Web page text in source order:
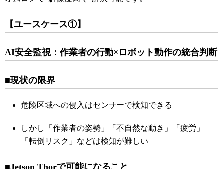
【ユースケース①】
AI安全監視：作業者の行動×ロボット動作の統合判断
■現状の限界
危険区域への侵入はセンサーで検知できる
しかし「作業者の姿勢」「不自然な動き」「疲労」
「転倒リスク」などは検知が難しい
■Jetson Thorで可能になること